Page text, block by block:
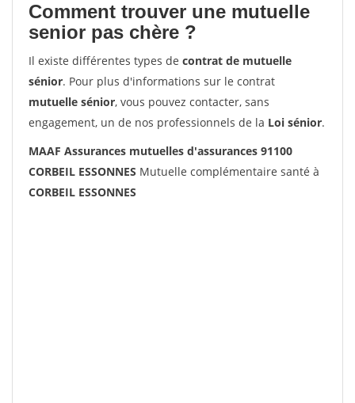
Comment trouver une mutuelle
senior pas chère ?
Il existe différentes types de contrat de mutuelle
sénior. Pour plus d'informations sur le contrat
mutuelle sénior, vous pouvez contacter, sans
engagement, un de nos professionnels de la Loi sénior.
MAAF Assurances mutuelles d'assurances 91100
CORBEIL ESSONNES Mutuelle complémentaire santé à
CORBEIL ESSONNES